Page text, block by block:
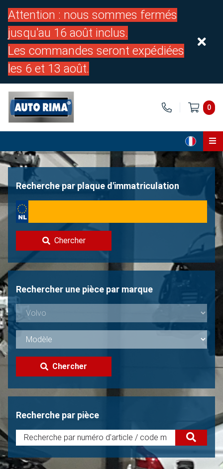
Attention : nous sommes fermés
jusqu'au 16 août inclus.
Les commandes seront expédiées
les 6 et 13 août.
0
Page d'accueil
À propos de nous
Contacter
Vendre une Volvo?
Non trouvée?
Recherche par plaque d'immatriculation
Chercher
Rechercher une pièce par marque
Chercher
Recherche par pièce